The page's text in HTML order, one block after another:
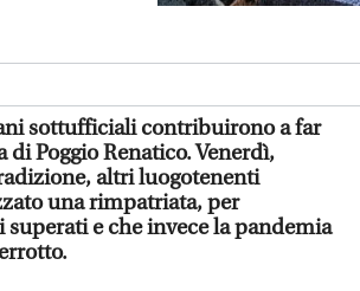
sottufficiali contribuirono a far
di Poggio Renatico. Venerdì,
altri luogotenenti
una rimpatriata, per
e che invece la pandemia